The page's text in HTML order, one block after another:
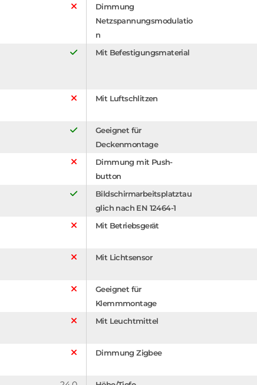
Dimmung
Netzspannungsmodulatio
n
Mit Befestigungsmaterial
Mit Luftschlitzen
Geeignet für
Deckenmontage
Dimmung mit Push-
button
Bildschirmarbeitsplatztau
glich nach EN 12464-1
Mit Betriebsgerät
Mit Lichtsensor
Geeignet für
Klemmmontage
Mit Leuchtmittel
Dimmung Zigbee